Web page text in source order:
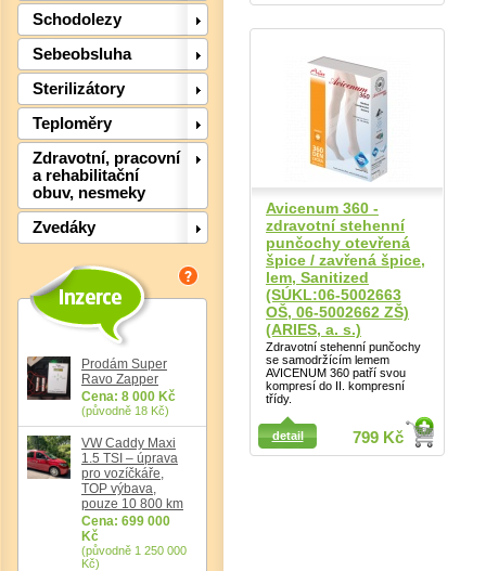
Schodolezy
Sebeobsluha
Sterilizátory
Teploměry
Zdravotní, pracovní
a rehabilitační
obuv, nesmeky
Zvedáky
Prodám Super
Ravo Zapper
Cena: 8 000 Kč
(původně 18 Kč)
VW Caddy Maxi
1.5 TSI – úprava
pro vozíčkáře,
TOP výbava,
pouze 10 800 km
Cena: 699 000
Kč
(původně 1 250 000
Kč)
Avicenum 360 -
zdravotní stehenní
punčochy otevřená
špice / zavřená špice,
lem, Sanitized
(SÚKL:06-5002663
OŠ, 06-5002662 ZŠ)
(ARIES, a. s.)
Zdravotní stehenní punčochy
se samodržícím lemem
AVICENUM 360 patří svou
kompresí do II. kompresní
třídy.
799 Kč
detail